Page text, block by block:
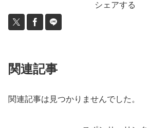
シェアする
関連記事
関連記事は見つかりませんでした。